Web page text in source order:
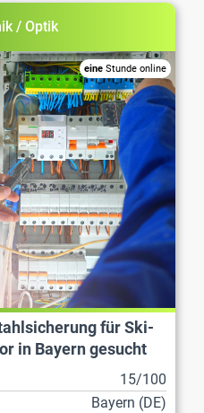
/ Optik
eine Stunde online
für Ski-
in Bayern gesucht
15/100
Bayern (DE)